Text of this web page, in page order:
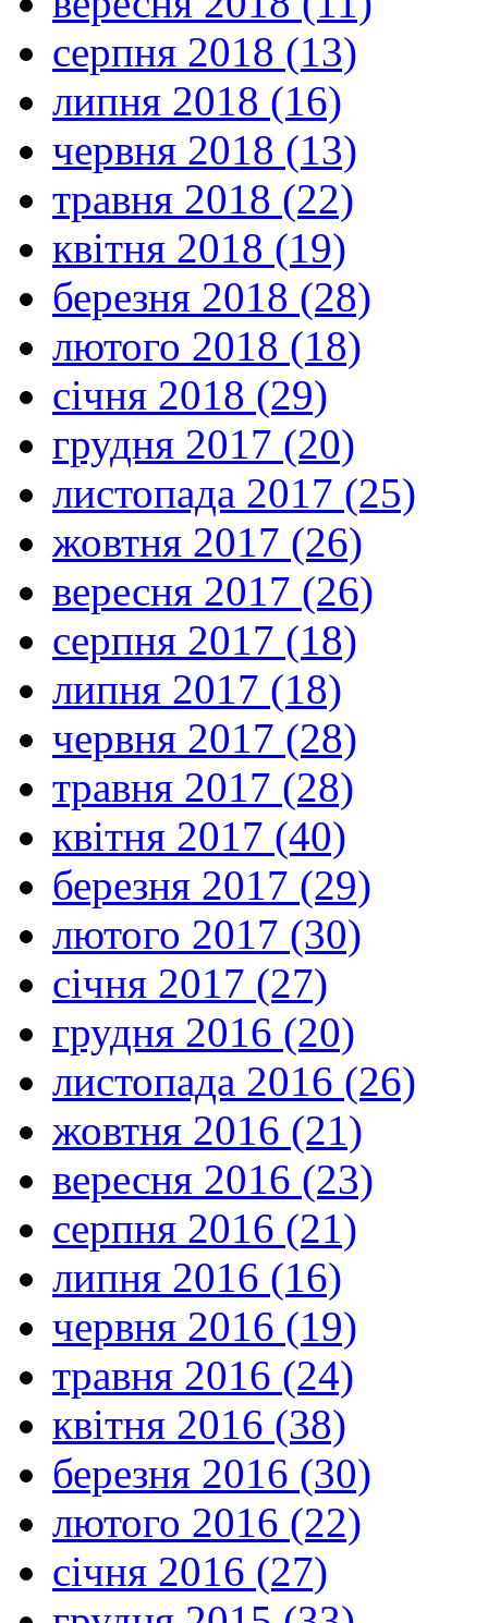
серпня 2018 (13)
липня 2018 (16)
червня 2018 (13)
травня 2018 (22)
квітня 2018 (19)
березня 2018 (28)
лютого 2018 (18)
січня 2018 (29)
грудня 2017 (20)
листопада 2017 (25)
жовтня 2017 (26)
вересня 2017 (26)
серпня 2017 (18)
липня 2017 (18)
червня 2017 (28)
травня 2017 (28)
квітня 2017 (40)
березня 2017 (29)
лютого 2017 (30)
січня 2017 (27)
грудня 2016 (20)
листопада 2016 (26)
жовтня 2016 (21)
вересня 2016 (23)
серпня 2016 (21)
липня 2016 (16)
червня 2016 (19)
травня 2016 (24)
квітня 2016 (38)
березня 2016 (30)
лютого 2016 (22)
січня 2016 (27)